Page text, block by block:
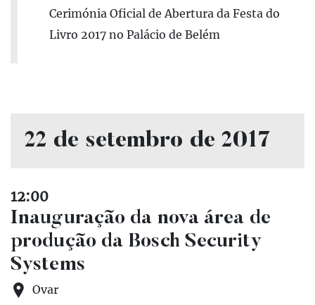
Cerimónia Oficial de Abertura da Festa do
Livro 2017 no Palácio de Belém
22 de setembro de 2017
12:00
Inauguração da nova área de
produção da Bosch Security
Systems
Ovar